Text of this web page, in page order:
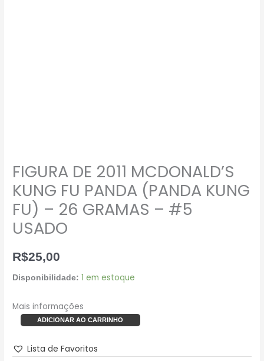
FIGURA DE 2011 MCDONALD’S
KUNG FU PANDA (PANDA KUNG
FU) – 26 GRAMAS – #5
USADO
R$25,00
Disponibilidade: 1 em estoque
Mais informações
ADICIONAR AO CARRINHO
Lista de Favoritos